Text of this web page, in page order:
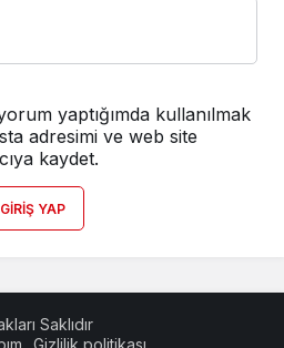
yaptığımda kullanılmak
adresimi ve web site
kaydet.
GIRIŞ YAP
Saklıdır
Gizlilik politikası